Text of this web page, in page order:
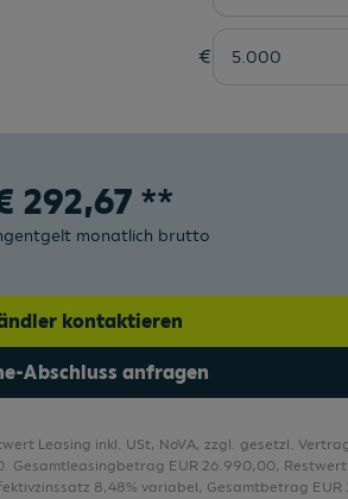
€
292,67 **
monatlich brutto
kontaktieren
Abschluss anfragen
Leasing inkl. USt, NoVA, zzgl. gesetzl.
Gesamtleasingbetrag EUR 26.990,00, Restwert
8,48% variabel, Gesamtbetrag EUR